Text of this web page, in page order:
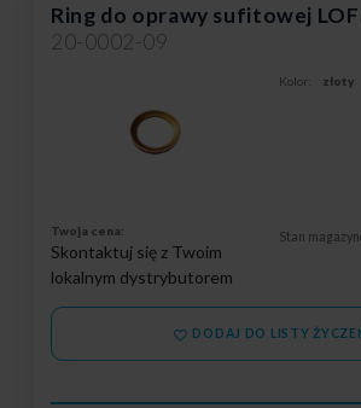
Ring do oprawy sufitowej
20-0002-09
Kolor: złoty
Twoja cena:
Skontaktuj się z Twoim
lokalnym dystrybutorem
Stan
DODAJ DO LISTY